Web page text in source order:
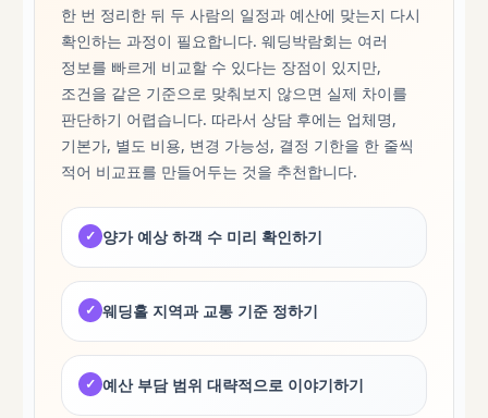
한 번 정리한 뒤 두 사람의 일정과 예산에 맞는지 다시
확인하는 과정이 필요합니다. 웨딩박람회는 여러
정보를 빠르게 비교할 수 있다는 장점이 있지만,
조건을 같은 기준으로 맞춰보지 않으면 실제 차이를
판단하기 어렵습니다. 따라서 상담 후에는 업체명,
기본가, 별도 비용, 변경 가능성, 결정 기한을 한 줄씩
적어 비교표를 만들어두는 것을 추천합니다.
✓ 양가 예상 하객 수 미리 확인하기
✓ 웨딩홀 지역과 교통 기준 정하기
✓ 예산 부담 범위 대략적으로 이야기하기